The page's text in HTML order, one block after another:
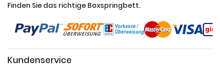
Finden Sie das richtige Boxspringbett.
Kundenservice